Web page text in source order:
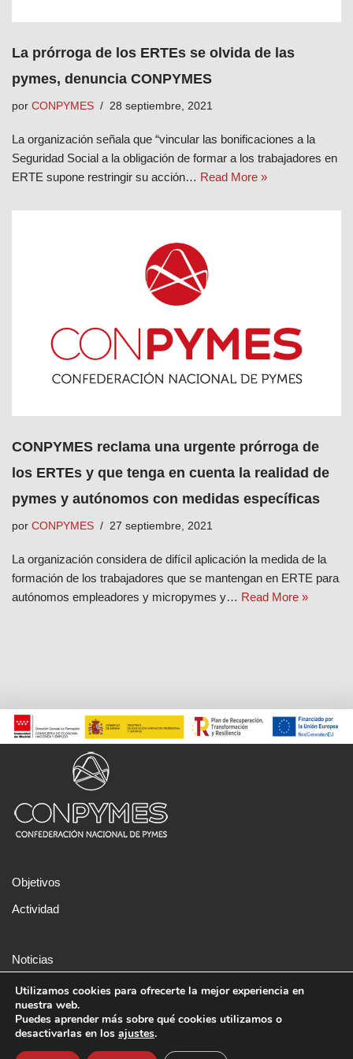
La prórroga de los ERTEs se olvida de las
pymes, denuncia CONPYMES
por CONPYMES 28 septiembre, 2021
La organización señala que “vincular las bonificaciones a la
Seguridad Social a la obligación de formar a los trabajadores en
ERTE supone restringir su acción… Read More »
CONPYMES reclama una urgente prórroga de
los ERTEs y que tenga en cuenta la realidad de
pymes y autónomos con medidas específicas
por CONPYMES 27 septiembre, 2021
La organización considera de difícil aplicación la medida de la
formación de los trabajadores que se mantengan en ERTE para
autónomos empleadores y micropymes y… Read More »
Objetivos
Actividad
Noticias
Aviso legal
Política de cookies
Sede: C/ Alejandro Ferrant, 3, Local, 28045-Madrid T. 91 737 01
Utilizamos cookies para ofrecerte la mejor experiencia en
nuestra web.
Puedes aprender más sobre qué cookies utilizamos o
desactivarlas en los ajustes.